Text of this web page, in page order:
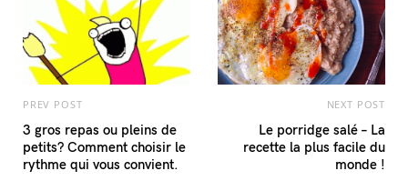
PREV POST
3 gros repas ou pleins de
petits? Comment choisir le
rythme qui vous convient.
NEXT POST
Le porridge salé – La
recette la plus facile du
monde !